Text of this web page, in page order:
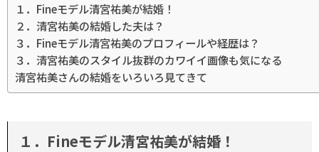
１．Fineモデル清宮祐美が結婚！
２．清宮祐美の結婚した夫は？
３．Fineモデル清宮祐美のプロフィールや経歴は？
３．清宮祐美のスタイル抜群のカワイイ画像も気になる
清宮祐美さんの結婚をいろいろ見てきて
１．Fineモデル清宮祐美が結婚！